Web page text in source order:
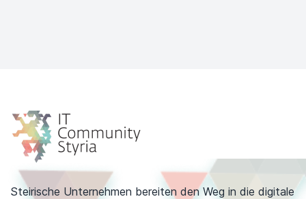
Steirische Unternehmen bereiten den Weg in die digitale